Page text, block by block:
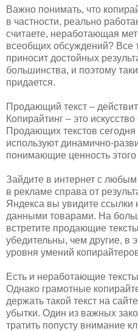
Важно понимать, что
в частности, реально
считаете, неработающая
всеобщих обсуждений? Все
приносит достойных
большинства, и поэтому
придается.
Продающий текст –
Копирайтинг – это искусство
Продающих текстов
используют динамично-
понимающие ценность этого
Зайдите в интернет с
в рекламе справа от
Яндекса вы увидите ссылки
данными товарами. На
встретите продающие
убедительны, чем другие, в
уровня умений
Есть и неработающие
Однако грамотные
держать такой текст на
убытки. Один из важных
тратить попусту внимание